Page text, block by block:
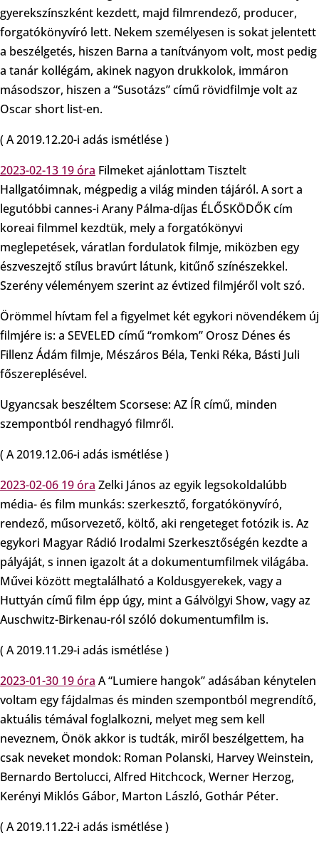
gyerekszínszként kezdett, majd filmrendező, producer,
forgatókönyvíró lett. Nekem személyesen is sokat jelentett
a beszélgetés, hiszen Barna a tanítványom volt, most pedig
a tanár kollégám, akinek nagyon drukkolok, immáron
másodszor, hiszen a “Susotázs” című rövidfilmje volt az
Oscar short list-en.
( A 2019.12.20-i adás ismétlése )
2023-02-13 19 óra Filmeket ajánlottam Tisztelt
Hallgatóimnak, mégpedig a világ minden tájáról. A sort a
legutóbbi cannes-i Arany Pálma-díjas ÉLŐSKÖDŐK cím
koreai filmmel kezdtük, mely a forgatókönyvi
meglepetések, váratlan fordulatok filmje, miközben egy
észveszejtő stílus bravúrt látunk, kitűnő színészekkel.
Szerény véleményem szerint az évtized filmjéről volt szó.
Örömmel hívtam fel a figyelmet két egykori növendékem új
filmjére is: a SEVELED című “romkom” Orosz Dénes és
Fillenz Ádám filmje, Mészáros Béla, Tenki Réka, Básti Juli
főszereplésével.
Ugyancsak beszéltem Scorsese: AZ ÍR című, minden
szempontból rendhagyó filmről.
( A 2019.12.06-i adás ismétlése )
2023-02-06 19 óra Zelki János az egyik legsokoldalúbb
média- és film munkás: szerkesztő, forgatókönyvíró,
rendező, műsorvezető, költő, aki rengeteget fotózik is. Az
egykori Magyar Rádió Irodalmi Szerkesztőségén kezdte a
pályáját, s innen igazolt át a dokumentumfilmek világába.
Művei között megtalálható a Koldusgyerekek, vagy a
Huttyán című film épp úgy, mint a Gálvölgyi Show, vagy az
Auschwitz-Birkenau-ról szóló dokumentumfilm is.
( A 2019.11.29-i adás ismétlése )
2023-01-30 19 óra A “Lumiere hangok” adásában kénytelen
voltam egy fájdalmas és minden szempontból megrendítő,
aktuális témával foglalkozni, melyet meg sem kell
neveznem, Önök akkor is tudták, miről beszélgettem, ha
csak neveket mondok: Roman Polanski, Harvey Weinstein,
Bernardo Bertolucci, Alfred Hitchcock, Werner Herzog,
Kerényi Miklós Gábor, Marton László, Gothár Péter.
( A 2019.11.22-i adás ismétlése )